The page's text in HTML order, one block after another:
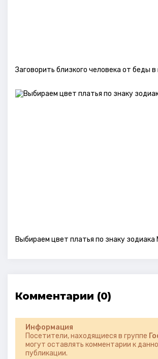
Заговорить близкого человека от беды в
Выбираем цвет платья по знаку
Комментарии (0)
Информация
Посетители, находящиеся в группе
могут оставлять комментарии к
публикации.